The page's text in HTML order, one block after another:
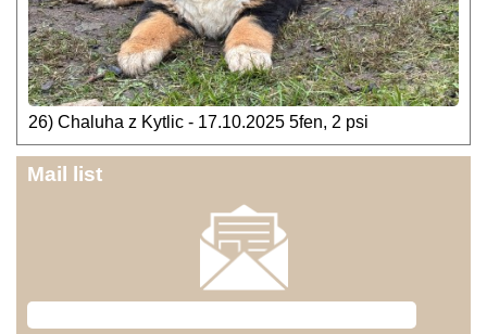
26) Chaluha z Kytlic - 17.10.2025 5fen, 2 psi
Mail list